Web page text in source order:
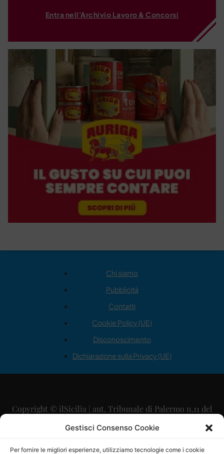
Gestisci Consenso Cookie
Per fornire le migliori esperienze, utilizziamo tecnologie come i cookie
Entra nell'Archivio Lavoro & Concorsi
Chi siamo
Pubblicità
Contatti
Cookie Policy (UE)
Disconoscimento
Dichiarazione sulla Privacy (UE)
Copyright © ilSicilia | aut. Tribunale di Palermo n.11 del
29/09/2015